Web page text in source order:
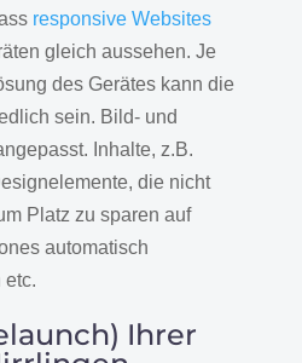
responsive Websites
gleich aussehen. Je
des Gerätes kann die
sein. Bild- und
Inhalte, z.B.
die nicht
Platz zu sparen auf
automatisch
etc.
Ihrer